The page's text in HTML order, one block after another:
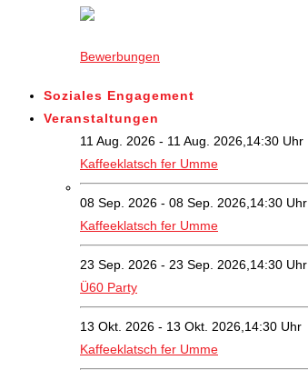
Bewerbungen
Soziales Engagement
Veranstaltungen
11 Aug. 2026 - 11 Aug. 2026,14:30 Uhr
Kaffeeklatsch fer Umme
08 Sep. 2026 - 08 Sep. 2026,14:30 Uhr
Kaffeeklatsch fer Umme
23 Sep. 2026 - 23 Sep. 2026,14:30 Uhr
Ü60 Party
13 Okt. 2026 - 13 Okt. 2026,14:30 Uhr
Kaffeeklatsch fer Umme